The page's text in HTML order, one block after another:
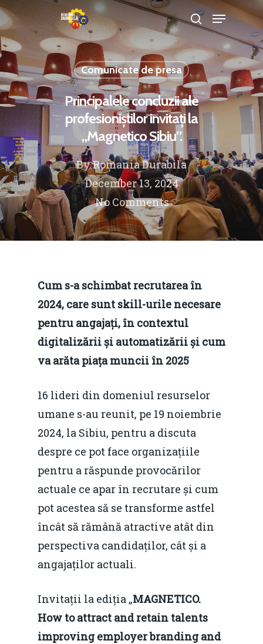
Hit enter to search or ESC to close
Comunicate de presa
Principalele concluzii ale
profesioniștilor invitați la
„Magnetico Sibiu”.
ByRomania Durabila
December 13, 2024
No Comments
Cum s-a schimbat recrutarea în
2024, care sunt skill-urile necesare
pentru angajați, în contextul
digitalizării și automatizării și cum
va arăta piața muncii în 2025
16 lideri din domeniul resurselor
umane s-au reunit, pe 19 noiembrie
2024, la Sibiu, pentru a discuta
despre ce pot face organizațiile
pentru a răspunde provocărilor
actuale ce apar în recrutare și cum
pot acestea să se transforme astfel
încât să rămână atractive atât din
perspectiva candidaților, cât și a
angajaților actuali.
Invitații la ediția „MAGNETICO.
How to attract and retain talents
improving employer branding and